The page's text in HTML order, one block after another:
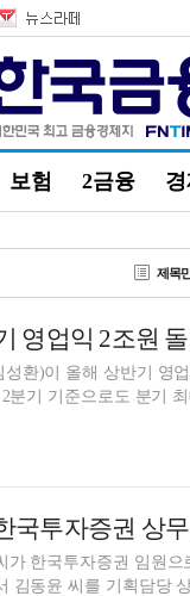
보험 2금융
제목
환)이 올해 상반기 영
분기 기준으로도 분기
국투자증권 상
한국투자증권 임원으